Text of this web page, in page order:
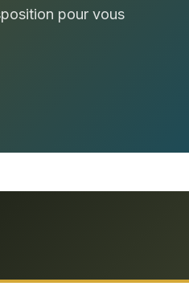
pour vous